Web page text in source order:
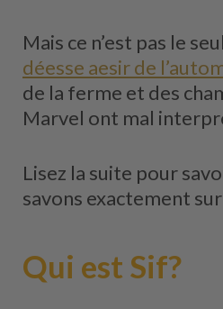
Mais ce n’est pas le
déesse aesir de
de la ferme et des
Marvel ont mal
Lisez la suite pour
savons exactement
Qui est Sif?